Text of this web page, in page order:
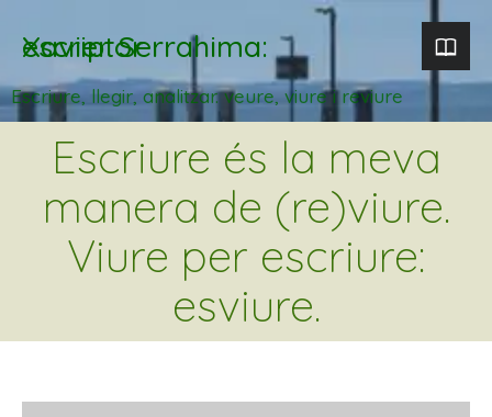
Xavier Serrahima: escriptor
Escriure, llegir, analitzar. veure, viure i reviure
Escriure és la meva
manera de (re)viure.
Viure per escriure:
esviure.